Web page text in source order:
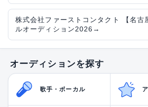
株式会社ファーストコンタクト 【名古
ルオーディション2026 →
オーディションを探す
歌手・ボーカル